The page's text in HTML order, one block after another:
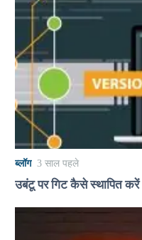
ब्लॉग 3 साल पहले
उबंटू पर गिट कैसे स्थापित करें